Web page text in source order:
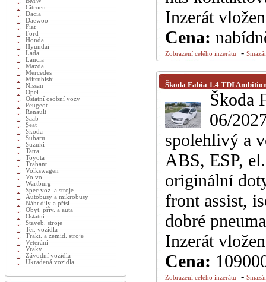
Inzerát
Cena:
Zobrazení celého inzerátu -
Škoda Fabia 1.4 TDI
Škoda
06/
spolehlivý a
ABS, ESP,
originální
front assist,
dobré
Inzerát
Cena:
Zobrazení celého inzerátu -
Citroen
Dacia
Daewoo
Fiat
Ford
Honda
Hyundai
Lada
Lancia
Mazda
Mercedes
Mitsubishi
Nissan
Opel
Ostatní osobní vozy
Peugeot
Renault
Saab
Seat
Škoda
Subaru
Suzuki
Tatra
Toyota
Trabant
Volkswagen
Volvo
Wartburg
Spec.voz. a stroje
Autobusy a mikrobusy
Náhr.díly a přísl.
Obyt. přív. a auta
Ostatní
Staveb. stroje
Ter. vozidla
Trakt. a zemid. stroje
Veteráni
Vraky
Závodní vozidla
Ukradená vozidla